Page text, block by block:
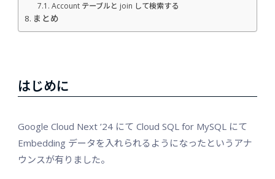
Account テーブルと join して検索する
まとめ
はじめに
Google Cloud Next ’24 にて Cloud SQL for MySQL にて
Embedding データを入れられるようになったというアナ
ウンスが有りました。